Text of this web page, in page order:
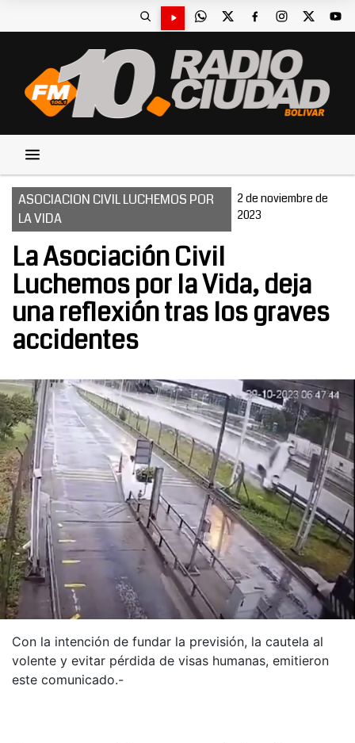
ASOCIACION CIVIL LUCHEMOS POR
LA VIDA
2 de noviembre de
2023
La Asociación Civil
Luchemos por la Vida, deja
una reflexión tras los graves
accidentes
Con la intención de fundar la previsión, la cautela al
volente y evitar pérdida de visas humanas, emitieron
este comunicado.-